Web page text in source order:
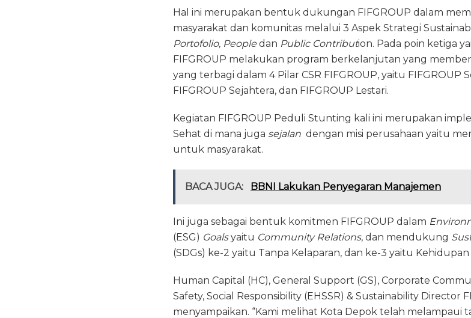
Hal ini merupakan bentuk dukungan FIFGROUP dalam
masyarakat dan komunitas melalui 3 Aspek Strategi
Portofolio, People dan Public Contribution. Pada poin ketiga
FIFGROUP melakukan program berkelanjutan yang
yang terbagi dalam 4 Pilar CSR FIFGROUP, yaitu FIFGROUP
FIFGROUP Sejahtera, dan FIFGROUP Lestari.
Kegiatan FIFGROUP Peduli Stunting kali ini merupakan
Sehat di mana juga sejalan dengan misi perusahaan yaitu
untuk masyarakat.
BACA JUGA: BBNI Lakukan Penyegaran Manajemen
Ini juga sebagai bentuk komitmen FIFGROUP dalam
(ESG) Goalsyaitu Community Relations, dan mendukung
(SDGs) ke-2 yaitu Tanpa Kelaparan, dan ke-3 yaitu
Human Capital (HC), General Support (GS), Corporate
Safety, Social Responsibility (EHSSR) & Sustainability Director
menyampaikan. “Kami melihat Kota Depok telah melampaui